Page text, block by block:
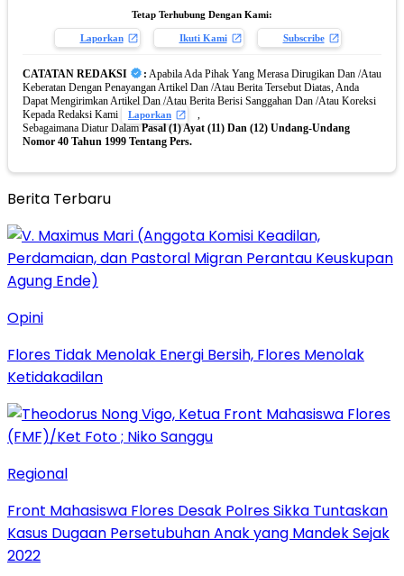
Tetap Terhubung Dengan Kami:
Laporkan Ikuti Kami Subscribe
CATATAN REDAKSI : Apabila Ada Pihak Yang Merasa Dirugikan Dan /Atau
Keberatan Dengan Penayangan Artikel Dan /Atau Berita Tersebut Diatas, Anda
Dapat Mengirimkan Artikel Dan /Atau Berita Berisi Sanggahan Dan /Atau Koreksi
Kepada Redaksi Kami
Laporkan
,
Sebagaimana Diatur DalamPasal (1) Ayat (11) Dan (12) Undang-Undang
Nomor 40 Tahun 1999 Tentang Pers.
Berita Terbaru
Opini
Flores Tidak Menolak Energi Bersih, Flores Menolak
Ketidakadilan
Regional
Front Mahasiswa Flores Desak Polres Sikka Tuntaskan
Kasus Dugaan Persetubuhan Anak yang Mandek Sejak
2022